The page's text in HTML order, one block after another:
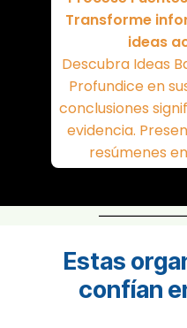
Transforme
ideas
Descubra Ideas
Profundice en
conclusiones
evidencia.
resúmenes
Estas
confían